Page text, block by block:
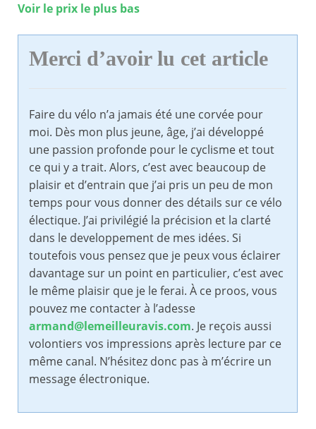
Voir le prix le plus bas
Merci d’avoir lu cet article
Faire du vélo n’a jamais été une corvée pour
moi. Dès mon plus jeune, âge, j’ai développé
une passion profonde pour le cyclisme et tout
ce qui y a trait. Alors, c’est avec beaucoup de
plaisir et d’entrain que j’ai pris un peu de mon
temps pour vous donner des détails sur ce vélo
électique. J’ai privilégié la précision et la clarté
dans le developpement de mes idées. Si
toutefois vous pensez que je peux vous éclairer
davantage sur un point en particulier, c’est avec
le même plaisir que je le ferai. À ce proos, vous
pouvez me contacter à l’adesse
armand@lemeilleuravis.com. Je reçois aussi
volontiers vos impressions après lecture par ce
même canal. N’hésitez donc pas à m’écrire un
message électronique.